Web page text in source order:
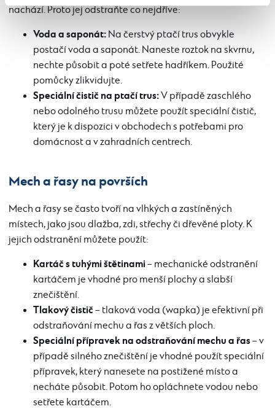
nachází. Proto jej odstraňte co nejdříve:
Voda a saponát: Na čerstvý ptačí trus obvykle
postačí voda a saponát. Naneste roztok na skvrnu,
nechte působit a poté setřete hadříkem. Použité
pomůcky zlikvidujte.
Speciální čistič na ptačí trus:V případě zaschlého
nebo odolného trusu můžete použít speciální čistič,
který je k dispozici v obchodech s potřebami pro
domácnost a v zahradních centrech.
Mech a řasy na površích
Mech a řasy se často tvoří na vlhkých a zastíněných
místech, jako jsou dlažba, zdi, střechy či dřevěné ploty. K
jejich odstranění můžete použít:
Kartáč s tuhými štětinami– mechanické odstranění
kartáčem je vhodné pro menší plochy a slabší
znečištění.
Tlakový čistič – tlaková voda (wapka) je efektivní při
odstraňování mechu a řas z větších ploch.
Speciální přípravek na odstraňování mechu a řas– v
případě silného znečištění je vhodné použít speciální
přípravek, který nanesete na postižené místo a
necháte působit. Potom ho opláchnete vodou nebo
setřete kartáčem.